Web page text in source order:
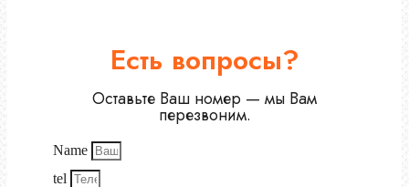
Есть вопросы?
Оставьте Ваш номер — мы Вам
перезвоним.
Name
tel